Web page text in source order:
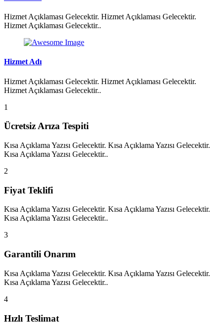
Hizmet Açıklaması Gelecektir. Hizmet Açıklaması Gelecektir.
Hizmet Açıklaması Gelecektir..
Hizmet Adı
Hizmet Açıklaması Gelecektir. Hizmet Açıklaması Gelecektir.
Hizmet Açıklaması Gelecektir..
1
Ücretsiz Arıza Tespiti
Kısa Açıklama Yazısı Gelecektir. Kısa Açıklama Yazısı Gelecektir.
Kısa Açıklama Yazısı Gelecektir..
2
Fiyat Teklifi
Kısa Açıklama Yazısı Gelecektir. Kısa Açıklama Yazısı Gelecektir.
Kısa Açıklama Yazısı Gelecektir..
3
Garantili Onarım
Kısa Açıklama Yazısı Gelecektir. Kısa Açıklama Yazısı Gelecektir.
Kısa Açıklama Yazısı Gelecektir..
4
Hızlı Teslimat